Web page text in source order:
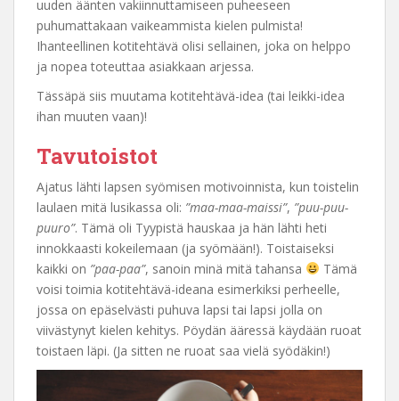
uuden äänten vakiinnuttamiseen puheeseen
puhumattakaan vaikeammista kielen pulmista!
Ihanteellinen kotitehtävä olisi sellainen, joka on helppo
ja nopea toteuttaa asiakkaan arjessa.
Tässäpä siis muutama kotitehtävä-idea (tai leikki-idea
ihan muuten vaan)!
Tavutoistot
Ajatus lähti lapsen syömisen motivoinnista, kun toistelin
laulaen mitä lusikassa oli: ”maa-maa-maissi”, ”puu-puu-
puuro”. Tämä oli Tyypistä hauskaa ja hän lähti heti
innokkaasti kokeilemaan (ja syömään!). Toistaiseksi
kaikki on ”paa-paa”, sanoin minä mitä tahansa
Tämä
voisi toimia kotitehtävä-ideana esimerkiksi perheelle,
jossa on epäselvästi puhuva lapsi tai lapsi jolla on
viivästynyt kielen kehitys. Pöydän ääressä käydään ruoat
toistaen läpi. (Ja sitten ne ruoat saa vielä syödäkin!)